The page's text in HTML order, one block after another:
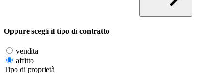
Oppure scegli il tipo di contratto
vendita
affitto
Tipo di proprietà